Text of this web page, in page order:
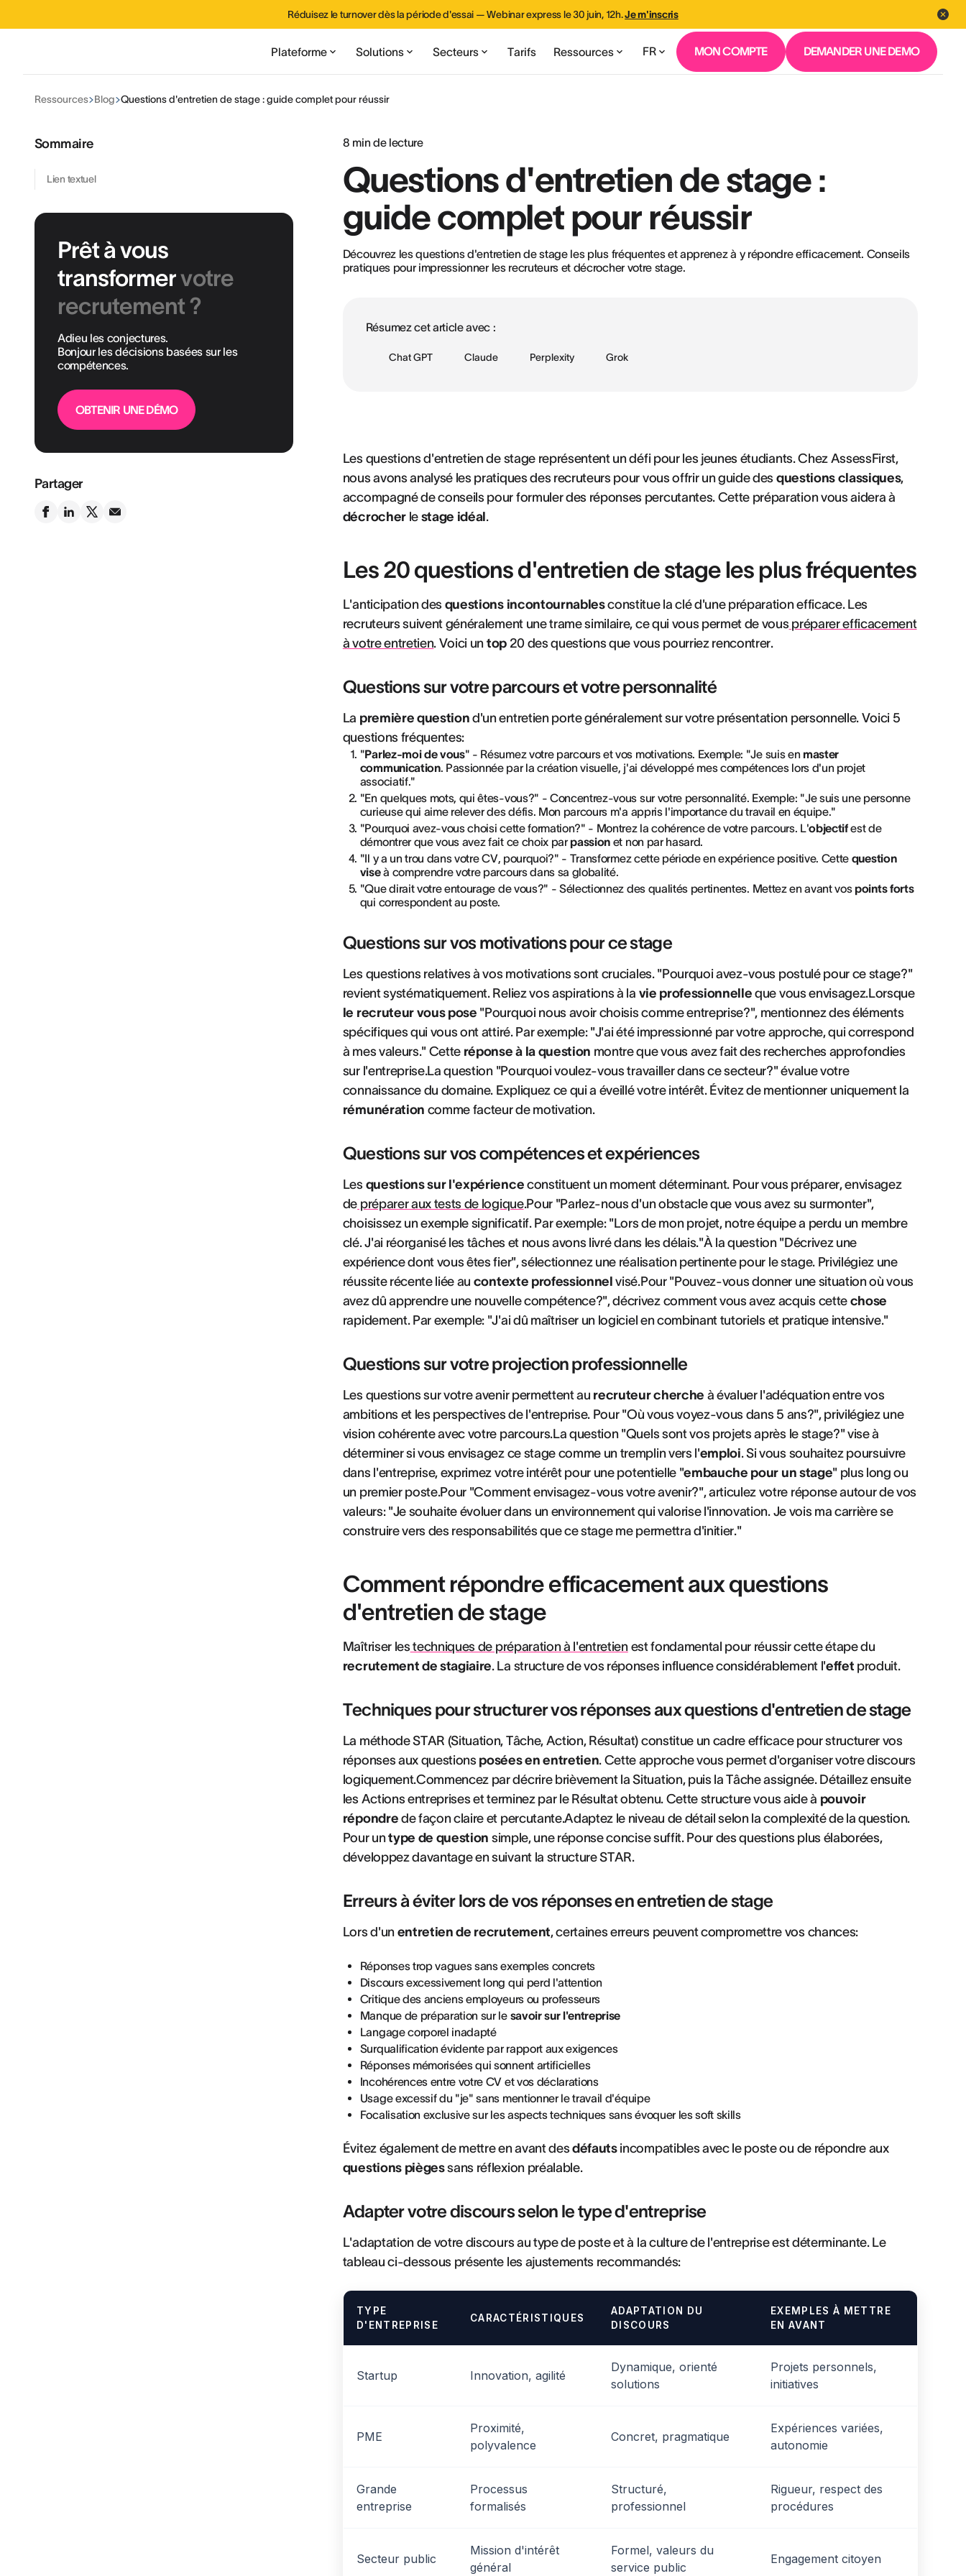
Réduisez le turnover dès la période d'essai — Webinar express le 30 juin, 12h.Je m'inscris
Plateforme Solutions Secteurs Tarifs Ressources FR MON COMPTE DEMANDER UNE DEMO
Ressources Blog Questions d'entretien de stage : guide complet pour réussir
Sommaire
Lien textuel
Prêt à vous
transformervotre
recrutement ?
Adieu les conjectures.
Bonjour les décisions basées sur les
compétences.
OBTENIR UNE DÉMO
Partager
8 min de lecture
Questions d'entretien de stage :
guide complet pour réussir
Découvrez les questions d'entretien de stage les plus fréquentes et apprenez à y répondre efficacement. Conseils
pratiques pour impressionner les recruteurs et décrocher votre stage.
Résumez cet article avec :
Chat GPT Claude Perplexity Grok
Les questions d'entretien de stage représentent un défi pour les jeunes étudiants. Chez AssessFirst,
nous avons analysé les pratiques des recruteurs pour vous offrir un guide des questions classiques,
accompagné de conseils pour formuler des réponses percutantes. Cette préparation vous aidera à
décrocherle stage idéal.
Les 20 questions d'entretien de stage les plus fréquentes
L'anticipation des questions incontournablesconstitue la clé d'une préparation efficace. Les
recruteurs suivent généralement une trame similaire, ce qui vous permet de vouspréparer efficacement
à votre entretien. Voici un top20 des questions que vous pourriez rencontrer.
Questions sur votre parcours et votre personnalité
La première question d'un entretien porte généralement sur votre présentation personnelle. Voici 5
questions fréquentes:
"Parlez-moi de vous" - Résumez votre parcours et vos motivations. Exemple: "Je suis en master
communication. Passionnée par la création visuelle, j'ai développé mes compétences lors d'un projet
associatif."
"En quelques mots, qui êtes-vous?" - Concentrez-vous sur votre personnalité. Exemple: "Je suis une personne
curieuse qui aime relever des défis. Mon parcours m'a appris l'importance du travail en équipe."
"Pourquoi avez-vous choisi cette formation?" - Montrez la cohérence de votre parcours. L'objectifest de
démontrer que vous avez fait ce choix parpassion et non par hasard.
"Il y a un trou dans votre CV, pourquoi?" - Transformez cette période en expérience positive. Cette question
viseà comprendre votre parcours dans sa globalité.
"Que dirait votre entourage de vous?" - Sélectionnez des qualités pertinentes. Mettez en avant vos points forts
qui correspondent au poste.
Questions sur vos motivations pour ce stage
Les questions relatives à vos motivations sont cruciales. "Pourquoi avez-vous postulé pour ce stage?"
revient systématiquement. Reliez vos aspirations à la vie professionnelle que vous envisagez.Lorsque
le recruteur vous pose "Pourquoi nous avoir choisis comme entreprise?", mentionnez des éléments
spécifiques qui vous ont attiré. Par exemple: "J'ai été impressionné par votre approche, qui correspond
à mes valeurs." Cette réponse à la question montre que vous avez fait des recherches approfondies
sur l'entreprise.La question "Pourquoi voulez-vous travailler dans ce secteur?" évalue votre
connaissance du domaine. Expliquez ce qui a éveillé votre intérêt. Évitez de mentionner uniquement la
rémunération comme facteur de motivation.
Questions sur vos compétences et expériences
Les questions sur l'expérience constituent un moment déterminant. Pour vous préparer, envisagez
de préparer aux tests de logique.Pour "Parlez-nous d'un obstacle que vous avez su surmonter",
choisissez un exemple significatif. Par exemple: "Lors de mon projet, notre équipe a perdu un membre
clé. J'ai réorganisé les tâches et nous avons livré dans les délais."À la question "Décrivez une
expérience dont vous êtes fier", sélectionnez une réalisation pertinente pour le stage. Privilégiez une
réussite récente liée au contexte professionnel visé.Pour "Pouvez-vous donner une situation où vous
avez dû apprendre une nouvelle compétence?", décrivez comment vous avez acquis cette chose
rapidement. Par exemple: "J'ai dû maîtriser un logiciel en combinant tutoriels et pratique intensive."
Questions sur votre projection professionnelle
Les questions sur votre avenir permettent au recruteur cherche à évaluer l'adéquation entre vos
ambitions et les perspectives de l'entreprise. Pour "Où vous voyez-vous dans 5 ans?", privilégiez une
vision cohérente avec votre parcours.La question "Quels sont vos projets après le stage?" vise à
déterminer si vous envisagez ce stage comme un tremplin vers l'emploi. Si vous souhaitez poursuivre
dans l'entreprise, exprimez votre intérêt pour une potentielle "embauche pour un stage" plus long ou
un premier poste.Pour "Comment envisagez-vous votre avenir?", articulez votre réponse autour de vos
valeurs: "Je souhaite évoluer dans un environnement qui valorise l'innovation. Je vois ma carrière se
construire vers des responsabilités que ce stage me permettra d'initier."
Comment répondre efficacement aux questions
d'entretien de stage
Maîtriser lestechniques de préparation à l'entretienest fondamental pour réussir cette étape du
recrutement de stagiaire. La structure de vos réponses influence considérablement l'effet produit.
Techniques pour structurer vos réponses aux questions d'entretien de stage
La méthode STAR (Situation, Tâche, Action, Résultat) constitue un cadre efficace pour structurer vos
réponses aux questions posées en entretien. Cette approche vous permet d'organiser votre discours
logiquement.Commencez par décrire brièvement la Situation, puis la Tâche assignée. Détaillez ensuite
les Actions entreprises et terminez par le Résultat obtenu. Cette structure vous aide à pouvoir
répondre de façon claire et percutante.Adaptez le niveau de détail selon la complexité de la question.
Pour untype de question simple, une réponse concise suffit. Pour des questions plus élaborées,
développez davantage en suivant la structure STAR.
Erreurs à éviter lors de vos réponses en entretien de stage
Lors d'un entretien de recrutement, certaines erreurs peuvent compromettre vos chances:
Réponses trop vagues sans exemples concrets
Discours excessivement long qui perd l'attention
Critique des anciens employeurs ou professeurs
Manque de préparation sur le savoir sur l'entreprise
Langage corporel inadapté
Surqualification évidente par rapport aux exigences
Réponses mémorisées qui sonnent artificielles
Incohérences entre votre CV et vos déclarations
Usage excessif du "je" sans mentionner le travail d'équipe
Focalisation exclusive sur les aspects techniques sans évoquer les soft skills
Évitez également de mettre en avant desdéfautsincompatibles avec le poste ou de répondre aux
questions piègessans réflexion préalable.
Adapter votre discours selon le type d'entreprise
L'adaptation de votre discours au type de poste et à la culture de l'entreprise est déterminante. Le
tableau ci-dessous présente les ajustements recommandés:
TYPE
D'ENTREPRISE
CARACTÉRISTIQUES
ADAPTATION DU
DISCOURS
EXEMPLES À METTRE
EN AVANT
Startup Innovation, agilité
Dynamique, orienté
solutions
Projets personnels,
initiatives
PME
Proximité,
polyvalence
Concret, pragmatique
Expériences variées,
autonomie
Grande
entreprise
Processus
formalisés
Structuré,
professionnel
Rigueur, respect des
procédures
Secteur public
Mission d'intérêt
général
Formel, valeurs du
service public
Engagement citoyen